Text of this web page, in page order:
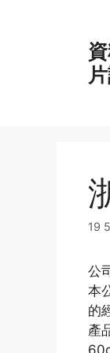
19
公
本
的
產